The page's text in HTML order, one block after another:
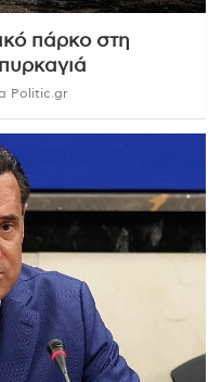
πάρκο στη
Politic.gr